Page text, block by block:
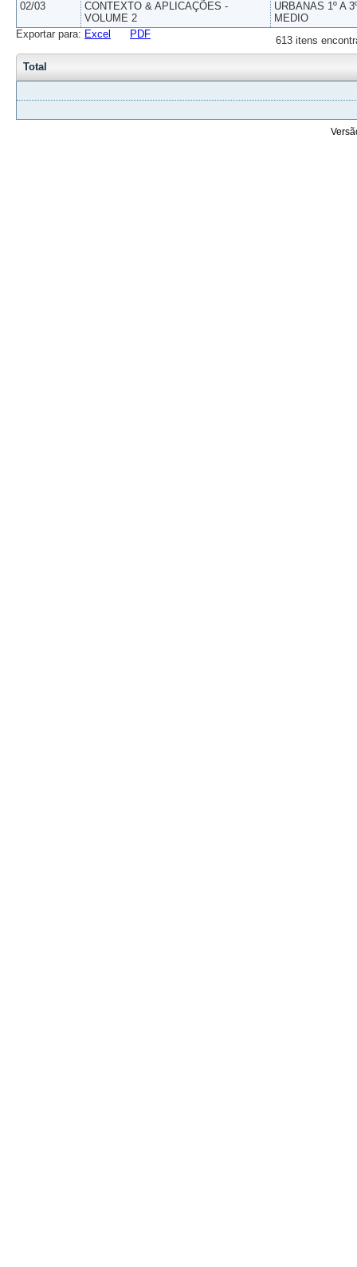
02/03
CONTEXTO & APLICAÇÕES -
VOLUME 2
URBANAS 1º A
MEDIO
613 itens
Exportar para: Excel PDF
Total